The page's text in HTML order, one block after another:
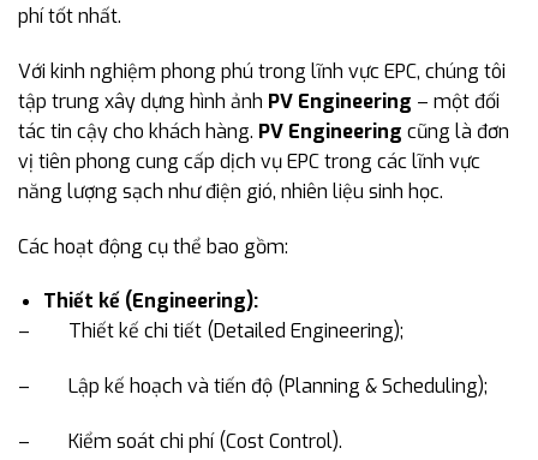
phí tốt nhất.
Với kinh nghiệm phong phú trong lĩnh vực EPC, chúng tôi
tập trung xây dựng hình ảnh PV Engineering – một đối
tác tin cậy cho khách hàng. PV Engineering cũng là đơn
vị tiên phong cung cấp dịch vụ EPC trong các lĩnh vực
năng lượng sạch như điện gió, nhiên liệu sinh học.
Các hoạt động cụ thể bao gồm:
Thiết kế (Engineering):
– Thiết kế chi tiết (Detailed Engineering);
– Lập kế hoạch và tiến độ (Planning & Scheduling);
– Kiểm soát chi phí (Cost Control).